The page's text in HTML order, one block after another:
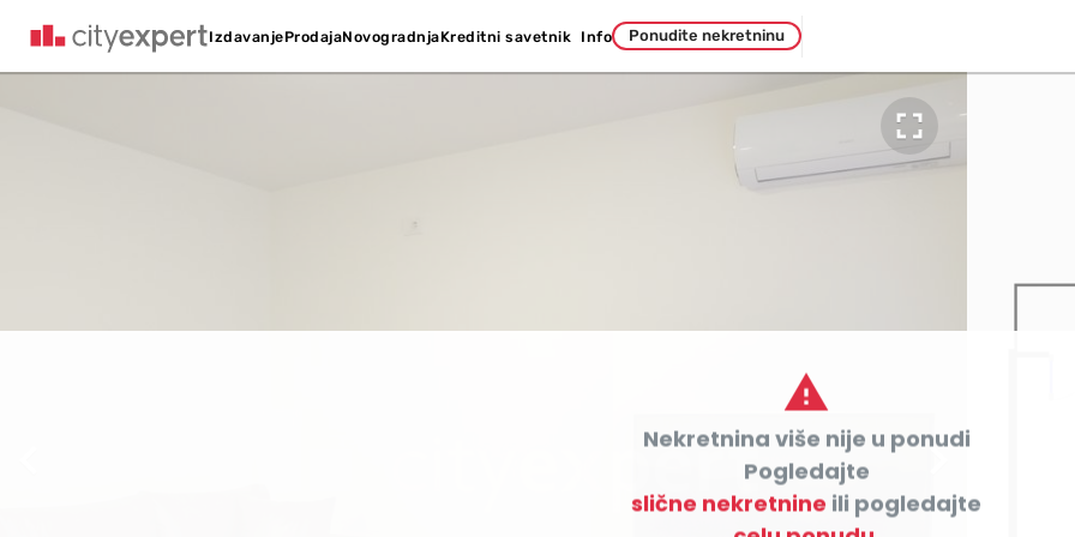
IzdavanjeProdajaNovogradnjaKreditni savetnik Info Ponudite nekretninu



Nekretnina više nije u ponudi
Pogledajte
slične nekretnine ili pogledajte